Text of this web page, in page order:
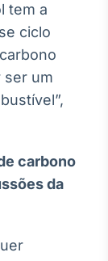
tem a
ciclo
ser um
carbono
da